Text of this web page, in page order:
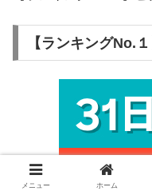
【ランキングNo.
メニュー ホーム